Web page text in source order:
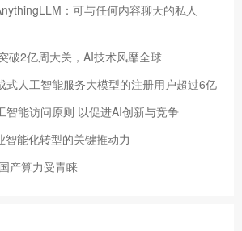
：可与任何内容聊天的私人
破2亿周大关，AI技术风靡全球
式人工智能服务大模型的注册用户超过6亿
智能访问原则 以促进AI创新与竞争
智能化转型的关键推动力
产算力受青睐